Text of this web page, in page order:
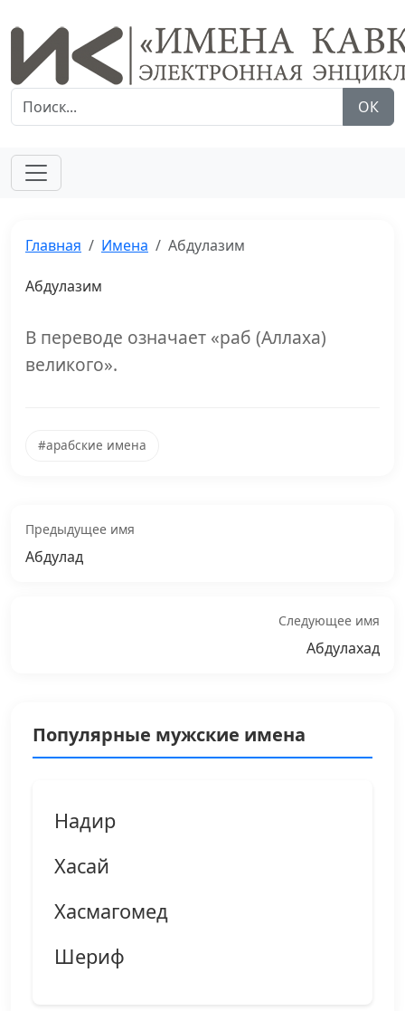
ОК
Главная Имена Абдулазим
Абдулазим
В переводе означает «раб (Аллаха)
великого».
#арабские имена
Предыдущее имя
Абдулад
Следующее имя
Абдулахад
Популярные мужские имена
Надир
Хасай
Хасмагомед
Шериф